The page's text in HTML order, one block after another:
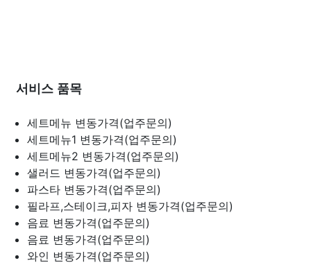
서비스 품목
세트메뉴 변동가격(업주문의)
세트메뉴1 변동가격(업주문의)
세트메뉴2 변동가격(업주문의)
샐러드 변동가격(업주문의)
파스타 변동가격(업주문의)
필라프,스테이크,피자 변동가격(업주문의)
음료 변동가격(업주문의)
음료 변동가격(업주문의)
와인 변동가격(업주문의)